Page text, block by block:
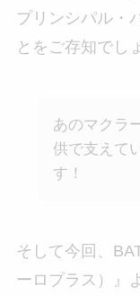
プリンシパル・
とをご存知でし
あのマクラ
供で支えて
す！
そして今回、
ーロプラス）』